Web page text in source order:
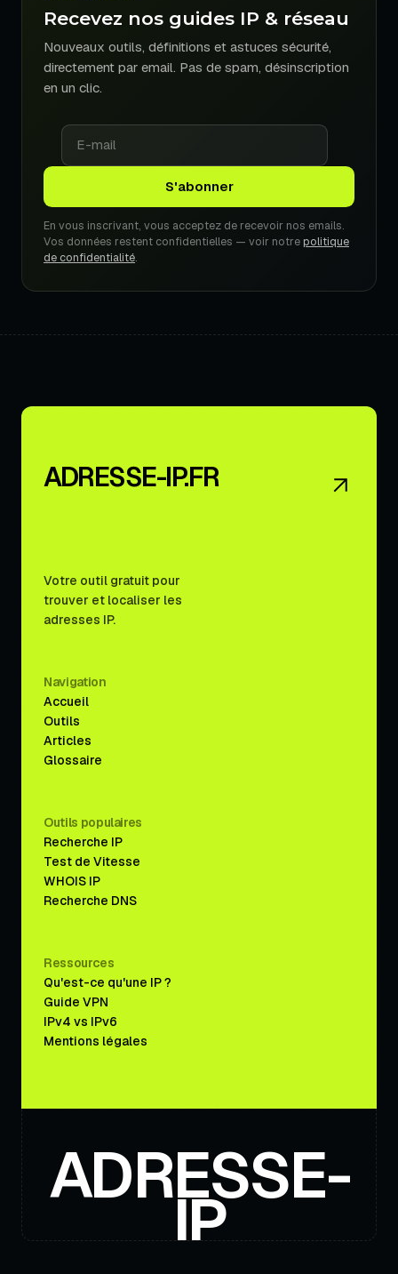
Recevez nos guides IP & réseau
Nouveaux outils, définitions et astuces sécurité,
directement par email. Pas de spam, désinscription
en un clic.
En vous inscrivant, vous acceptez de recevoir nos emails.
Vos données restent confidentielles — voir notrepolitique
de confidentialité.
ADRESSE-IP.FR
Votre outil gratuit pour
trouver et localiser les
adresses IP.
Navigation
Accueil
Outils
Articles
Glossaire
Outils populaires
Recherche IP
Test de Vitesse
WHOIS IP
Recherche DNS
Ressources
Qu'est-ce qu'une IP ?
Guide VPN
IPv4 vs IPv6
Mentions légales
ADRESSE-
IP